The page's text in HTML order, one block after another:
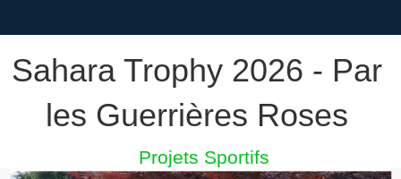
Sahara Trophy 2026 - Par
les Guerrières Roses
Projets Sportifs